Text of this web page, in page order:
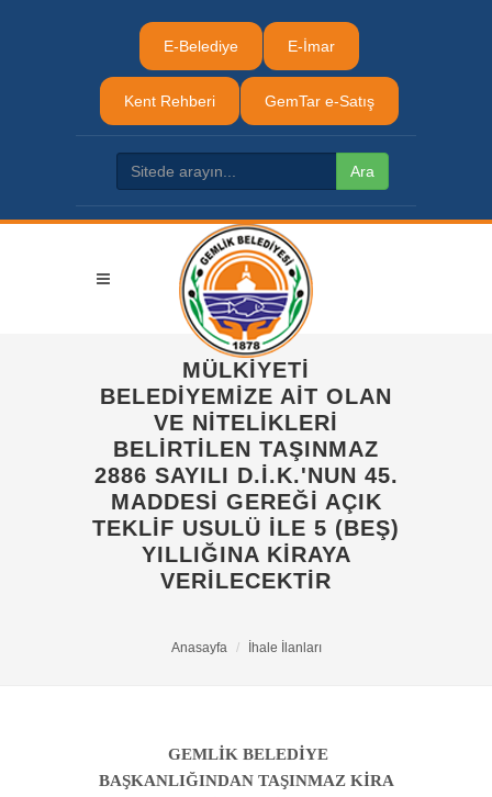
E-Belediye E-İmar
Kent Rehberi GemTar e-Satış
MÜLKIYETI
BELEDIYEMIZE AIT OLAN
VE NITELIKLERI
BELIRTILEN TAŞINMAZ
2886 SAYILI D.İ.K.'NUN 45.
MADDESI GEREĞI AÇIK
TEKLIF USULÜ ILE 5 (BEŞ)
YILLIĞINA KIRAYA
VERILECEKTIR
Anasayfa İhale İlanları
GEMLİK BELEDİYE
BAŞKANLIĞINDAN TAŞINMAZ KİRA